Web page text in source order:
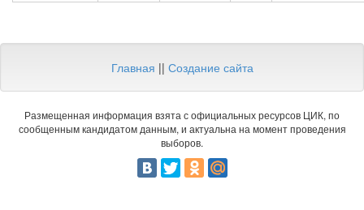
Главная || Создание сайта
Размещенная информация взята с официальных ресурсов ЦИК, по
сообщенным кандидатом данным, и актуальна на момент проведения
выборов.